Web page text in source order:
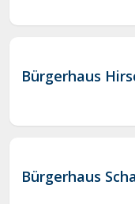
Bürgerhaus
Bürgerhaus